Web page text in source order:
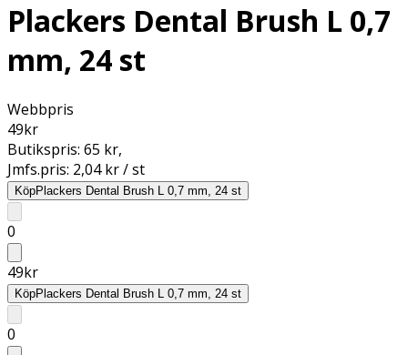
Plackers Dental Brush L 0,7
mm, 24 st
Webbpris
49kr
Butikspris: 65 kr,
Jmfs.pris: 2,04 kr / st
KöpPlackers Dental Brush L 0,7 mm, 24 st
0
49kr
KöpPlackers Dental Brush L 0,7 mm, 24 st
0